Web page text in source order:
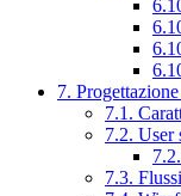
7.
7.1.
7.2. User
7.3.